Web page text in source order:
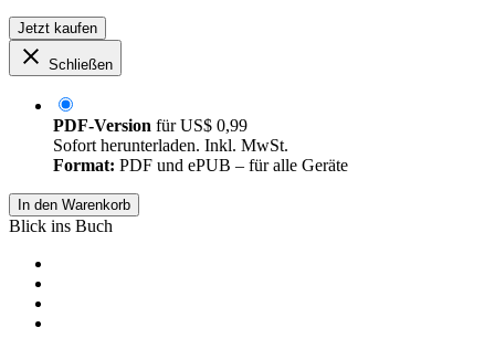
Jetzt kaufen
Schließen
PDF-Version fürUS$ 0,99
Sofort herunterladen. Inkl. MwSt.
Format: PDF und ePUB – für alle Geräte
In den Warenkorb
Blick ins Buch